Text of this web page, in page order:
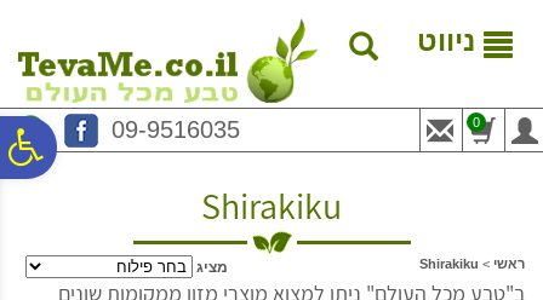
נגישות
המרכזי
ניווט
09-9516035 0
Shirakiku
ראשי >
Shirakiku מציג
ב"טבע מכל העולם" ניתן למצוא מוצרי מזון ממקומות שונים